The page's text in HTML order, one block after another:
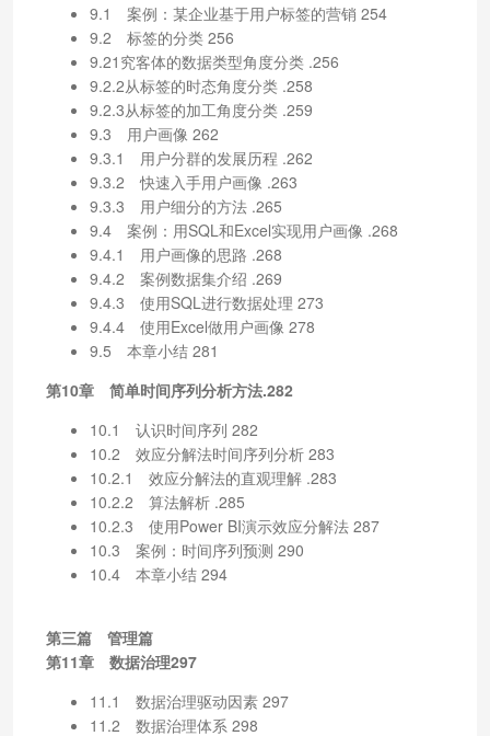
9.1 案例：某企业基于用户标签的营销 254
9.2 标签的分类 256
9.21究客体的数据类型角度分类 .256
9.2.2从标签的时态角度分类 .258
9.2.3从标签的加工角度分类 .259
9.3 用户画像 262
9.3.1 用户分群的发展历程 .262
9.3.2 快速入手用户画像 .263
9.3.3 用户细分的方法 .265
9.4 案例：用SQL和Excel实现用户画像 .268
9.4.1 用户画像的思路 .268
9.4.2 案例数据集介绍 .269
9.4.3 使用SQL进行数据处理 273
9.4.4 使用Excel做用户画像 278
9.5 本章小结 281
第10章 简单时间序列分析方法.282
10.1 认识时间序列 282
10.2 效应分解法时间序列分析 283
10.2.1 效应分解法的直观理解 .283
10.2.2 算法解析 .285
10.2.3 使用Power BI演示效应分解法 287
10.3 案例：时间序列预测 290
10.4 本章小结 294
第三篇 管理篇
第11章 数据治理297
11.1 数据治理驱动因素 297
11.2 数据治理体系 298